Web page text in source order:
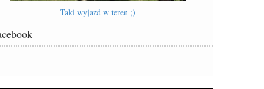
Taki wyjazd w teren ;)